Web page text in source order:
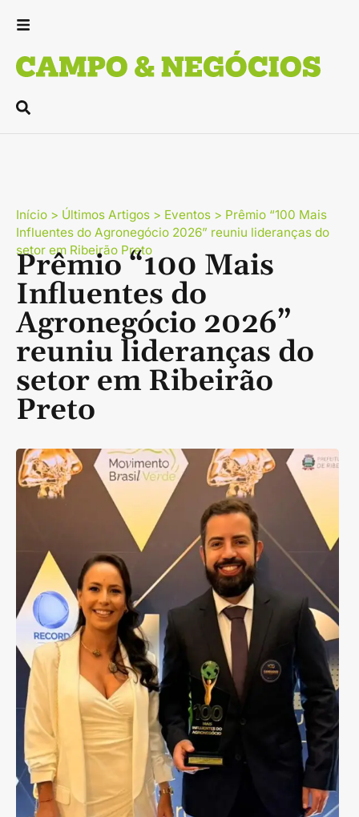
Início > Últimos Artigos > Eventos > Prêmio “100 Mais
Influentes do Agronegócio 2026” reuniu lideranças do
setor em Ribeirão Preto
Prêmio “100 Mais
Influentes do
Agronegócio 2026”
reuniu lideranças do
setor em Ribeirão
Preto